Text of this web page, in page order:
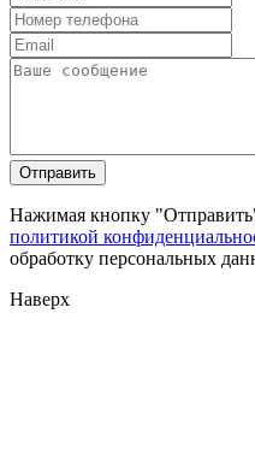
Нажимая кнопку
политикой
обработку персональных
Наверх